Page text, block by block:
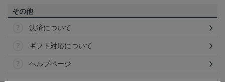
その他
決済について
ギフト対応について
ヘルプページ